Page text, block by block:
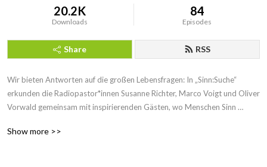
20.2K
Downloads
84
Episodes
Share RSS
Wir bieten Antworten auf die großen Lebensfragen: In „Sinn:Suche“
erkunden die Radiopastor*innen Susanne Richter, Marco Voigt und Oliver
Vorwald gemeinsam mit inspirierenden Gästen, wo Menschen Sinn
Tiefen des Glaubens. Jede Folge bietet neue Perspektiven und Impulse
Show more >>